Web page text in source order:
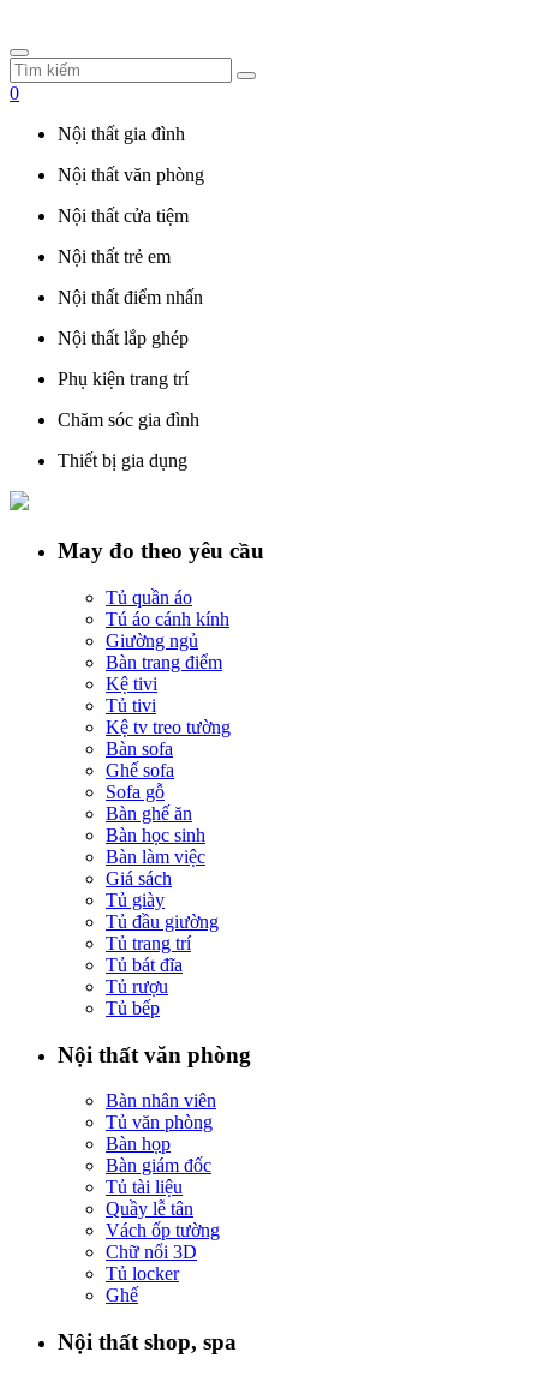
0
Nội thất gia đình
Nội thất văn phòng
Nội thất cửa tiệm
Nội thất trẻ em
Nội thất điểm nhấn
Nội thất lắp ghép
Phụ kiện trang trí
Chăm sóc gia đình
Thiết bị gia dụng
May đo theo yêu cầu
Tủ quần áo
Tú áo cánh kính
Giường ngủ
Bàn trang điểm
Kệ tivi
Tủ tivi
Kệ tv treo tường
Bàn sofa
Ghế sofa
Sofa gỗ
Bàn ghế ăn
Bàn học sinh
Bàn làm việc
Giá sách
Tủ giày
Tủ đầu giường
Tủ trang trí
Tủ bát đĩa
Tủ rượu
Tủ bếp
Nội thất văn phòng
Bàn nhân viên
Tủ văn phòng
Bàn họp
Bàn giám đốc
Tủ tài liệu
Quầy lễ tân
Vách ốp tường
Chữ nổi 3D
Tủ locker
Ghế
Nội thất shop, spa